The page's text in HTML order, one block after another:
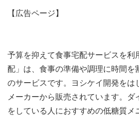
【広告ページ】
予算を抑えて食事宅配サービスを利
配」は、食事の準備や調理に時間を
のサービスです。ヨシケイ開発をは
メーカーから販売されています。ダ
をしている人におすすめの低糖質メ